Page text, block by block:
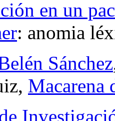
en un
: anomia
Sánchez
Macarena